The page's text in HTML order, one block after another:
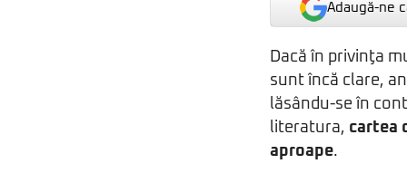
Adaugă-ne
Dacă în privinţa
sunt încă clare,
lăsându-se în
literatura, cartea
aproape.